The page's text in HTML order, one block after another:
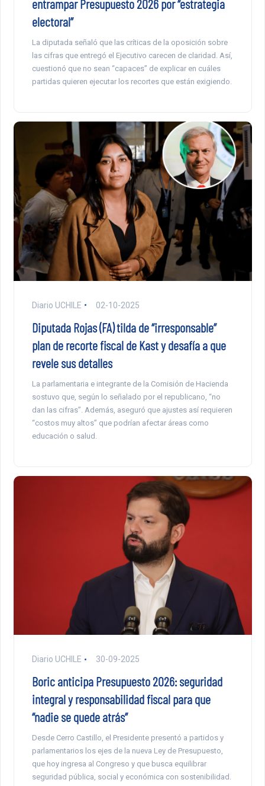
entrampar Presupuesto 2026 por “estrategia
electoral”
La diputada señaló que las críticas de la oposición sobre
las cifras que entregó el Ejecutivo carecen de claridad. Así,
cuestionó que no sean “capaces” de explicar en cuáles
partidas quieren ejecutar los recortes que están exigiendo.
Diario UCHILE 02-10-2025
Diputada Rojas (FA) tilda de “irresponsable”
plan de recorte fiscal de Kast y desafía a que
revele sus detalles
La parlamentaria e integrante de la Comisión de Hacienda
sostuvo que, según lo señalado por el republicano, “no
dan las cifras”. Además, aseguró que ajustes así requieren
“costos muy altos” que podrían afectar áreas como
educación o salud.
Diario UCHILE 30-09-2025
Boric anticipa Presupuesto 2026: seguridad
integral y responsabilidad fiscal para que
“nadie se quede atrás”
Desde Cerro Castillo, el Presidente presentó a partidos y
parlamentarios los ejes de la nueva Ley de Presupuesto,
que hoy ingresa al Congreso y que busca equilibrar
seguridad pública, social y económica con sostenibilidad.